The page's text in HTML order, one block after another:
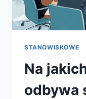
STANOWISKOWE
Na
odbywa